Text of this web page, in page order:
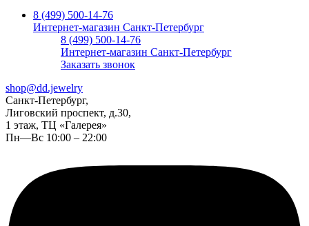
8 (499) 500-14-76
Интернет-магазин Санкт-Петербург
8 (499) 500-14-76
Интернет-магазин Санкт-Петербург
Заказать звонок
shop@dd.jewelry
Санкт-Петербург,
Лиговский проспект, д.30,
1 этаж, ТЦ «Галерея»
Пн—Вс 10:00 – 22:00